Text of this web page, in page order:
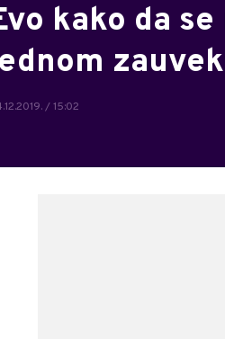
kako da
/ 15:02